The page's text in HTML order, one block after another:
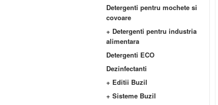
Detergenti pentru mochete si
covoare
+ Detergenti pentru industria
alimentara
Detergenti ECO
Dezinfectanti
+ Editii Buzil
+ Sisteme Buzil